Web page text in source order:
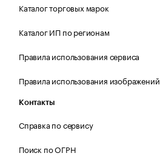
Каталог торговых марок
Каталог ИП по регионам
Правила использования сервиса
Правила использования изображений
Контакты
Справка по сервису
Поиск по ОГРН